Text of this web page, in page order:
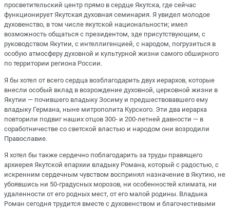
просветительский центр прямо в сердце Якутска, где сейчас
функционирует Якутская духовная семинария. Я увидел молодое
духовенство, в том числе якутской национальности; имел
возможность общаться с президентом, зде присутствующим, с
руководством Якутии, с интеллигенцией, с народом, погрузиться в
особую атмосферу духовной и культурной жизни самого обширного
по территории региона России.
Я бы хотел от всего сердца возблагодарить двух иерархов, которые
внесли особый вклад в возрождение духовной, церковной жизни в
Якутии — почившего владыку Зосиму и предшествовавшего ему
владыку Германа, ныне митрополита Курского. Эти два иерарха
повторили подвиг наших отцов 300- и 200-летней давности — в
соработничестве со светской властью и народом они возродили
Православие.
Я хотел бы также сердечно поблагодарить за труды правящего
архиерея Якутской епархии владыку Романа, который с радостью, с
искренним сердечным чувством воспринял назначение в Якутию, не
убоявшись ни 50-градусных морозов, ни особенностей климата, ни
удаленности от его родных мест, от его малой родины. Владыка
Роман сегодня трудится вместе с духовенством и благочестивыми